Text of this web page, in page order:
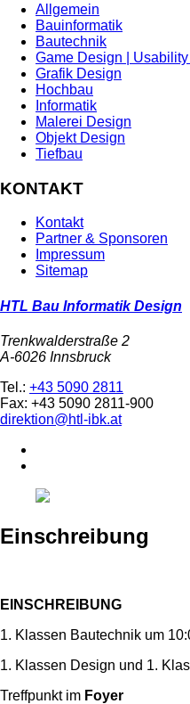
Allgemein
Bauinformatik
Bautechnik
Game Design |
Grafik Design
Hochbau
Informatik
Malerei Design
Objekt Design
Tiefbau
KONTAKT
Kontakt
Partner & Sponsoren
Impressum
Sitemap
HTL Bau Informatik Design
Trenkwalderstraße 2
A-6026 Innsbruck
Tel.: +43 5090 2811
Fax: +43 5090 2811-900
direktion@htl-ibk.at
Einschreibung
EINSCHREIBUNG
1. Klassen Bautechnik um
1. Klassen Design und 1.
Treffpunkt im Foyer